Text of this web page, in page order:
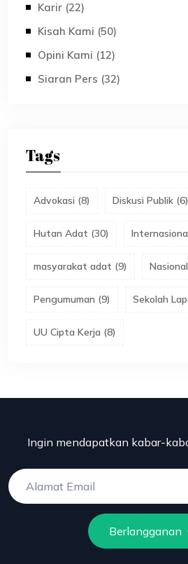
Karir (22)
Kisah Kami (50)
Opini Kami (12)
Siaran Pers (32)
Tags
Advokasi (8) Diskusi Publik (6)
Hutan Adat (30)
masyarakat adat (9) Nasional
Pengumuman (9) Sekolah
UU Cipta Kerja (8)
Ingin mendapatkan kabar-
Berlangganan